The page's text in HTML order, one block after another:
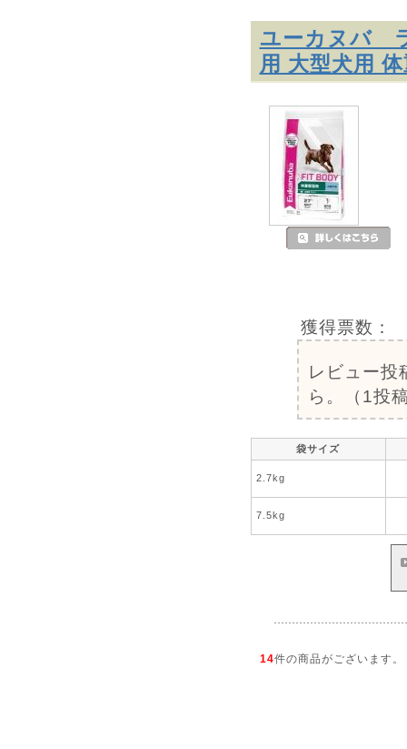
ユーカヌバ
用 大型犬用
獲得票数：
レビュー投
ら。（1投
袋サイズ
2.7kg
7.5kg
14件の商品がございます。